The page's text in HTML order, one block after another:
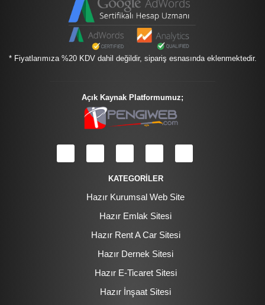
* Fiyatlarımıza %20 KDV dahil değildir, sipariş esnasında eklenmektedir.
Açık Kaynak Platformumuz;
KATEGORİLER
Hazır Kurumsal Web Site
Hazır Emlak Sitesi
Hazır Rent A Car Sitesi
Hazır Dernek Sitesi
Hazır E-Ticaret Sitesi
Hazır İnşaat Sitesi